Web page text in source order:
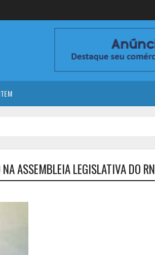
ASSEMBLEIA LEGISLATIVA DO RN